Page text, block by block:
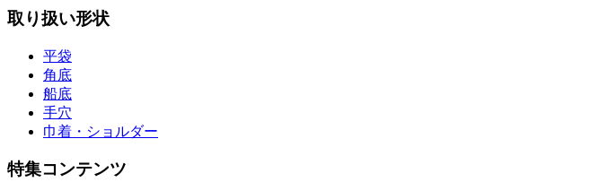
取り扱い形状
平袋
角底
船底
手穴
巾着・ショルダー
特集コンテンツ